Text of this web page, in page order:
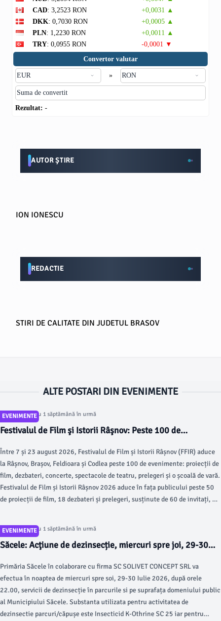
CAD: 3,2523 RON
+0,0031 ▲
DKK: 0,7030 RON
+0,0005 ▲
PLN: 1,2230 RON
+0,0011 ▲
TRY: 0,0955 RON
-0,0001 ▼
Convertor valutar
»
Rezultat: -
AUTOR ȘTIRE
ION IONESCU
REDACTIE
STIRI DE CALITATE DIN JUDETUL BRASOV
ALTE POSTARI DIN EVENIMENTE
EVENIMENTE
Articol postat cu 1 săptămână în urmă
Festivalul de Film şi Istorii Râşnov: Peste 100 de
Între 7 și 23 august 2026, Festivalul de Film și Istorii Râșnov (FFIR) aduce
la Râșnov, Brașov, Feldioara și Codlea peste 100 de evenimente: proiecții de
film, dezbateri, concerte, spectacole de teatru, prelegeri și o școală de vară.
Festivalul de Film și Istorii Râșnov 2026 aduce în fața publicului peste 50
de proiecții de film, 18 dezbateri și prelegeri, susținute de 60 de invitați, 20
EVENIMENTE
Articol postat cu 1 săptămână în urmă
Săcele: Acţiune de dezinsecție, miercuri spre joi, 29-30
Primăria Săcele în colaborare cu firma SC SOLIVET CONCEPT SRL va
efectua în noaptea de miercuri spre soi, 29-30 Iulie 2026, după orele
22.00, servicii de dezinsecție în parcurile si pe suprafața domeniului public
al Municipiului Săcele. Substanta utilizata pentru activitatea de
dezinsectie parcuri/căpușe este Insecticid K-Othrine SC 25 iar pentru